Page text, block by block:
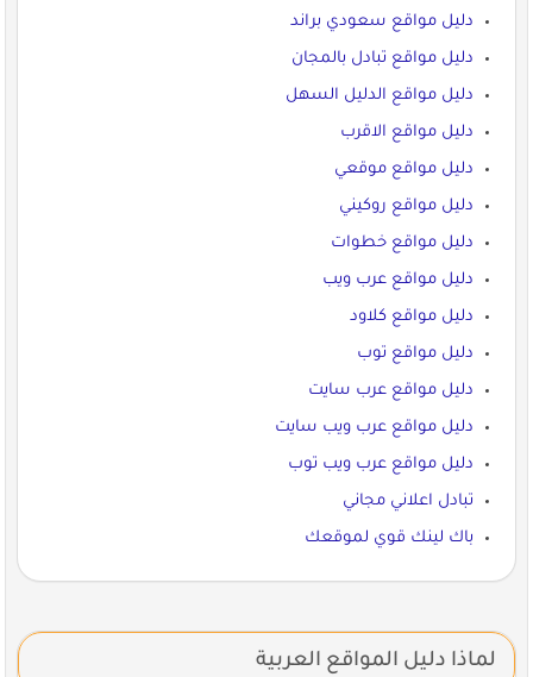
دليل مواقع سعودي براند
دليل مواقع تبادل بالمجان
دليل مواقع الدليل السهل
دليل مواقع الاقرب
دليل مواقع موقعي
دليل مواقع روكيني
دليل مواقع خطوات
دليل مواقع عرب ويب
دليل مواقع كلاود
دليل مواقع توب
دليل مواقع عرب سايت
دليل مواقع عرب ويب سايت
دليل مواقع عرب ويب توب
تبادل اعلاني مجاني
باك لينك قوي لموقعك
لماذا دليل المواقع العربية